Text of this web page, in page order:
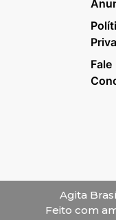
Fale
Agita
Feito com